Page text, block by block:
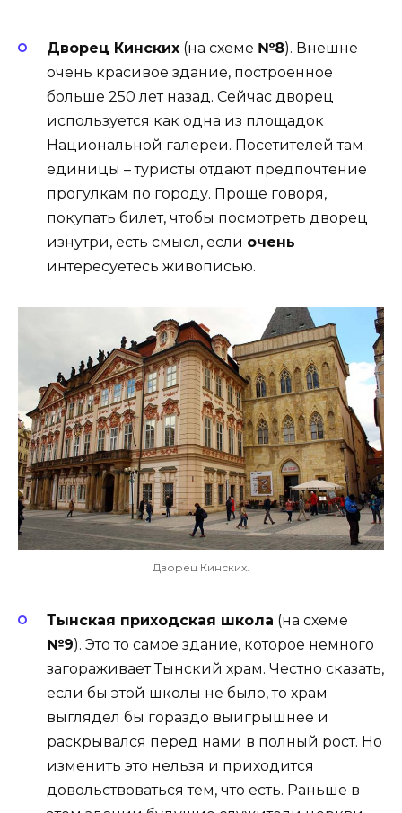
Дворец Кинских (на схеме №8). Внешне
очень красивое здание, построенное
больше 250 лет назад. Сейчас дворец
используется как одна из площадок
Национальной галереи. Посетителей там
единицы – туристы отдают предпочтение
прогулкам по городу. Проще говоря,
покупать билет, чтобы посмотреть дворец
изнутри, есть смысл, если очень
интересуетесь живописью.
Дворец Кинских.
Тынская приходская школа (на схеме
№9). Это то самое здание, которое немного
загораживает Тынский храм. Честно сказать,
если бы этой школы не было, то храм
выглядел бы гораздо выигрышнее и
раскрывался перед нами в полный рост. Но
изменить это нельзя и приходится
довольствоваться тем, что есть. Раньше в